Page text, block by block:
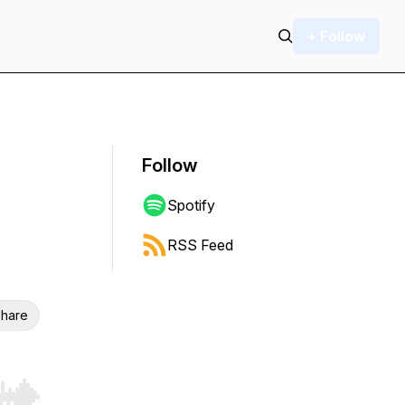
+ Follow
Follow
Spotify
RSS Feed